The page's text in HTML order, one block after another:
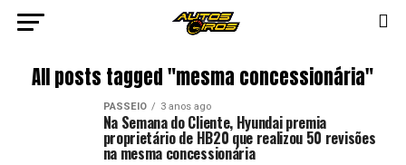
All posts tagged "mesma concessionária"
PASSEIO 3 anos ago
Na Semana do Cliente, Hyundai premia
proprietário de HB20 que realizou 50 revisões
na mesma concessionária